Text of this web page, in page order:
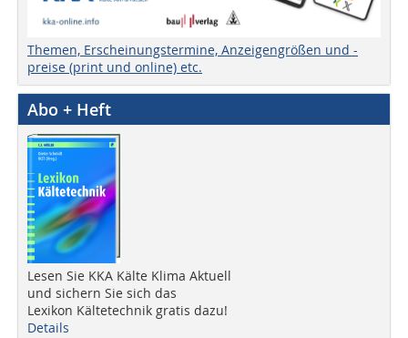
Themen, Erscheinungstermine, Anzeigengrößen und -
preise (print und online) etc.
Abo + Heft
Lesen Sie KKA Kälte Klima Aktuell
und sichern Sie sich das
Lexikon Kältetechnik gratis dazu!
Details